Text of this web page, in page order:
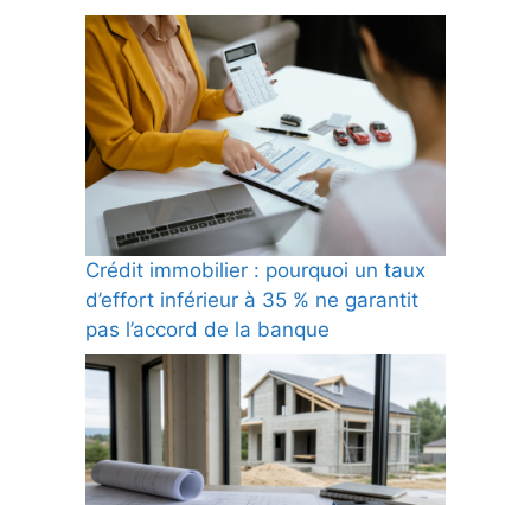
Crédit immobilier : pourquoi un taux
d’effort inférieur à 35 % ne garantit
pas l’accord de la banque